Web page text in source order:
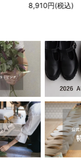
円(税込)